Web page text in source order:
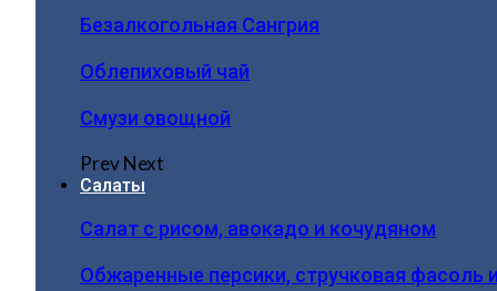
Безалкогольная Сангрия
Облепиховый чай
Смузи овощной
PrevNext
Салаты
Салат с рисом, авокадо и кочудяном
Обжаренные персики, стручковая фасоль